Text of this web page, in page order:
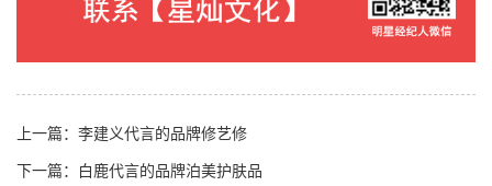
上一篇： 李建义代言的品牌修艺修
下一篇： 白鹿代言的品牌泊美护肤品